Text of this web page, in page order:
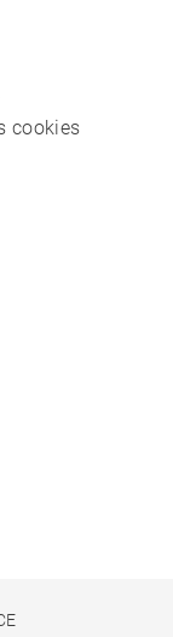
cookies